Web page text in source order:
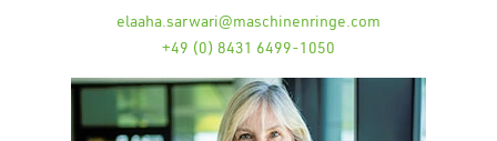
elaaha.sarwari@maschinenringe.com
+49 (0) 8431 6499-1050